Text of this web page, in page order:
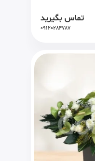
تماس بگیرید
09120284787